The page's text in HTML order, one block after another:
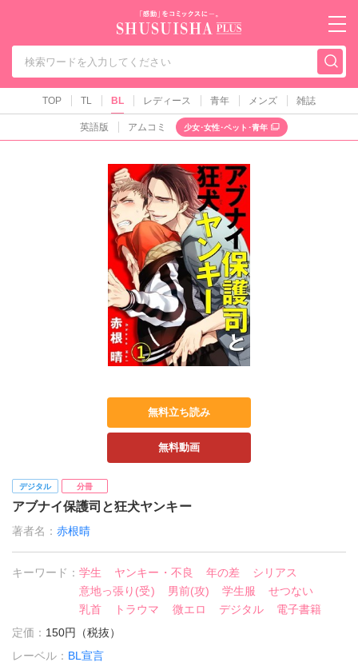
秋水社PLUS（テ
TOP TL BL レディース 青年 メンズ 雑誌
英語版 アムコミ 少女･女性･ペット･青年
無料立ち読み
無料動画
デジタル 分冊
アブナイ保護司と狂犬ヤンキー
著者名：赤根晴
キーワード：学生 ヤンキー・不良 年の差
シリアス
意地っ張り(受)
男前(攻) 学生服
せつない
乳首
トラウマ 微エロ デジタル
電子書籍
定価： 150円（税抜）
レーベル： BL宣言